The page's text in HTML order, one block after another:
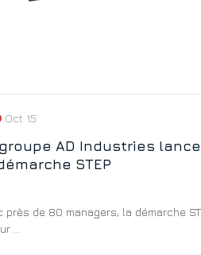
Oct 15
AD Industries lance
STEP
près de 80 managers, la démarche
...